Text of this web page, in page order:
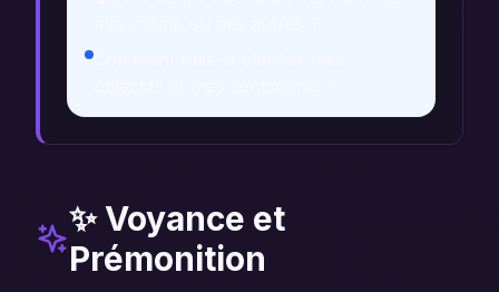
✨ Voyance et
Prémonition